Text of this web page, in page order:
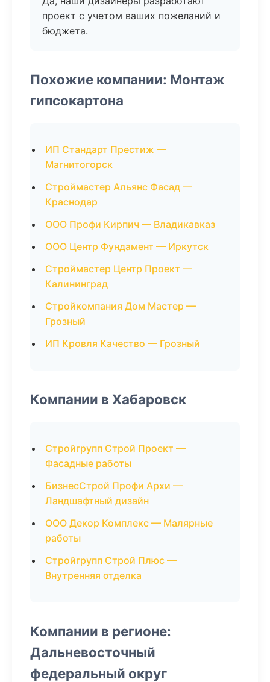
проект с учетом ваших пожеланий и
бюджета.
Похожие компании: Монтаж
гипсокартона
ИП Стандарт Престиж —
Магнитогорск
Строймастер Альянс Фасад —
Краснодар
ООО Профи Кирпич — Владикавказ
ООО Центр Фундамент — Иркутск
Строймастер Центр Проект —
Калининград
Стройкомпания Дом Мастер —
Грозный
ИП Кровля Качество — Грозный
Компании в Хабаровск
Стройгрупп Строй Проект —
Фасадные работы
БизнесСтрой Профи Архи —
Ландшафтный дизайн
ООО Декор Комплекс — Малярные
работы
Стройгрупп Строй Плюс —
Внутренняя отделка
Компании в регионе:
Дальневосточный
федеральный округ